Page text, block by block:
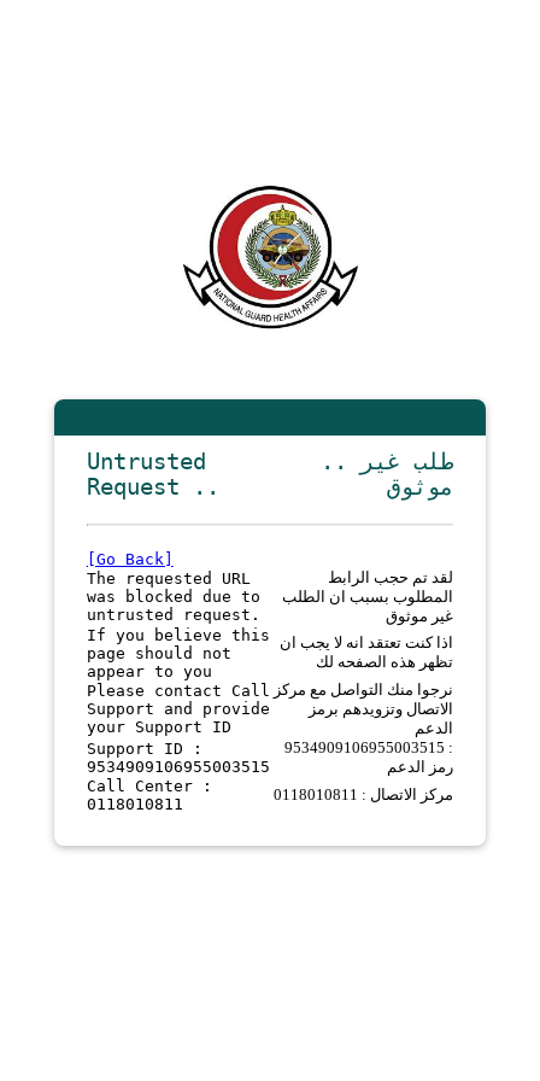
Untrusted
Request ..
.. طلب غير
موثوق
[Go Back]
The requested URL
was blocked due to
untrusted request.
لقد تم حجب الرابط
المطلوب بسبب ان الطلب
غير موثوق
If you believe this
page should not
appear to you
اذا كنت تعتقد انه لا يجب ان
تظهر هذه الصفحه لك
Please contact Call
Support and provide
your Support ID
نرجوا منك التواصل مع مركز
الاتصال وتزويدهم برمز
الدعم
Support ID :
9534909106955003515
9534909106955003515 :
رمز الدعم
Call Center :
0118010811
مركز الاتصال : 0118010811